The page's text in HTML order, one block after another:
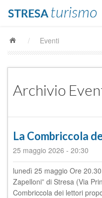
/ Eventi
Archivio
La Combriccola
25 maggio 2026 - 20:30
lunedì 25 maggio Ore
Zapelloni” di Stresa (Via
Combriccola dei lettori